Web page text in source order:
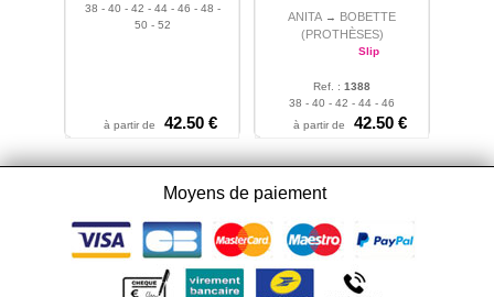
38 - 40 - 42 - 44 - 46 - 48 -
50 - 52
à partir de 42.50 €
ANITA → BOBETTE
(PROTHÈSES)
Slip
Ref. : 1388
38 - 40 - 42 - 44 - 46
à partir de
42.50 €
Moyens de paiement